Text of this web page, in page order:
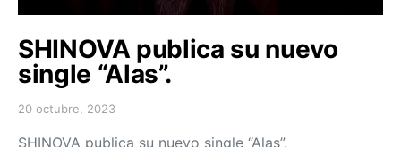
SHINOVA publica su nuevo
single “Alas”.
Posted on
20 octubre, 2023
SHINOVA publica su nuevo single “Alas”.